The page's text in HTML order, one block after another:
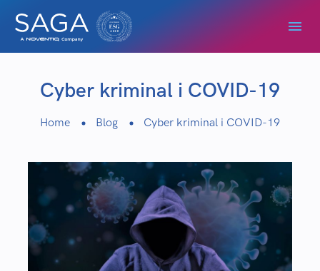
Cyber kriminal i COVID-19
Home Blog Cyber kriminal i COVID-19